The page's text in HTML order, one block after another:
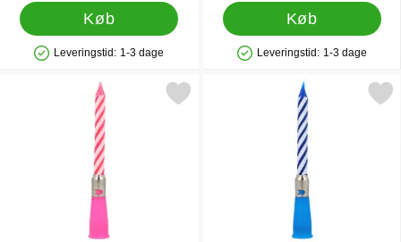
Køb
Produkttilgængelighed: På lager
Leveringstid: 1-3 dage
Køb
Produkttilgængelighed: På lager
Leveringstid: 1-3 dage
Markér spillende Fødselsdagslys Lyserød som favorit
Markér spillende